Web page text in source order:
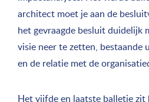
architect moet je aan de
het gevraagde besluit duidelijk
visie neer te zetten, bestaande
en de relatie met de
Het vijfde en laatste balletje